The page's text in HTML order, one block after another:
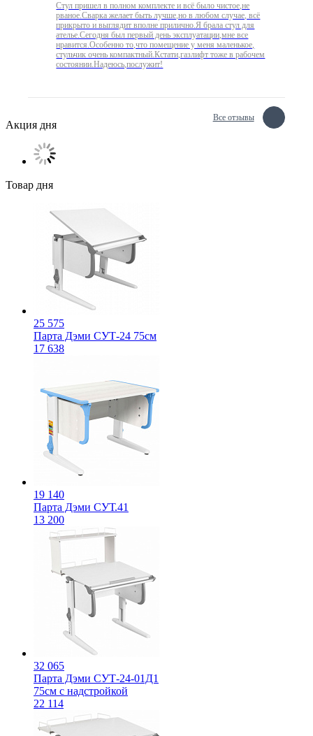
Стул пришел в полном комплекте и всё было чистое,не
рваное.Сварка желает быть лучше,но в любом случае, всё
прикрыто и выглядит вполне прилично.Я брала стул для
ателье.Сегодня был первый день эксплуатации,мне все
нравится.Особенно то,что помещение у меня маленькое,
стульчик очень компактный.Кстати,газлифт тоже в рабочем
состоянии.Надеюсь,послужит!
Все отзывы
Акция дня
Товар дня
25 575
Парта Дэми СУТ-24 75см
17 638
19 140
Парта Дэми СУТ.41
13 200
32 065
Парта Дэми СУТ-24-01Д1
75см с надстройкой
22 114